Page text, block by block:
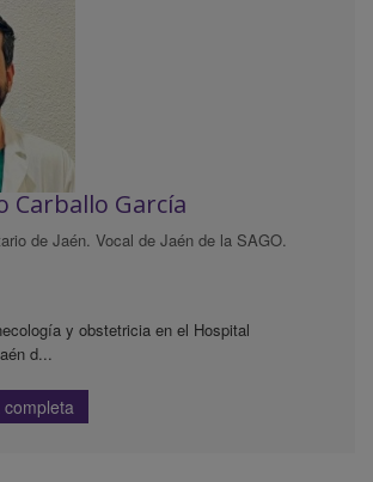
Carballo García
de Jaén. Vocal de Jaén de la SAGO.
y obstetricia en el Hospital
d...